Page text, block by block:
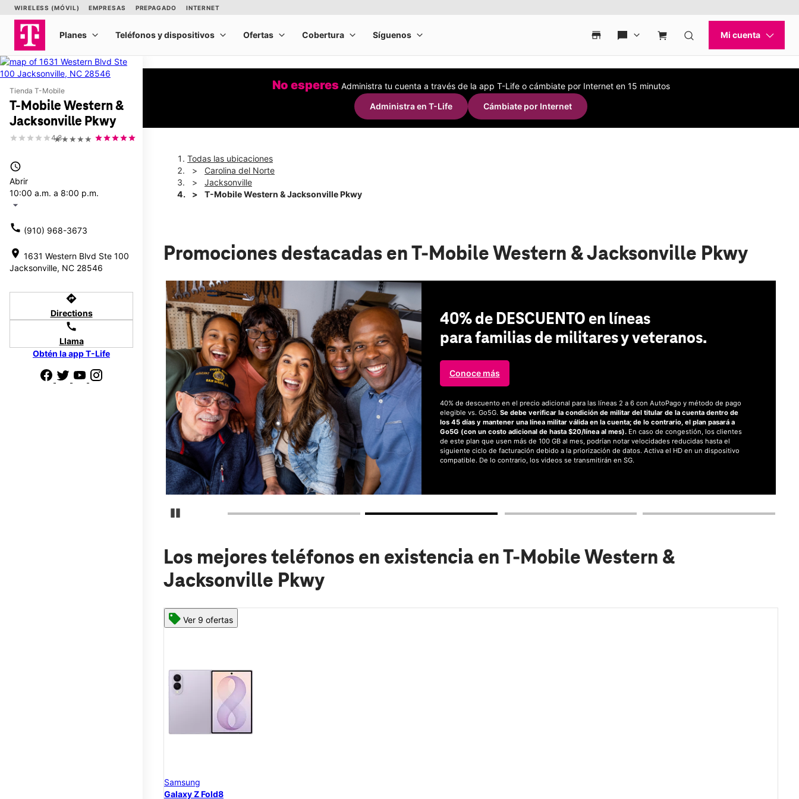
Tienda T-Mobile
T-Mobile Western &
Jacksonville Pkwy
★★★★★
4.8
access_time
Abrir
10:00 a.m. a 8:00 p.m.
arrow_drop_down
call (910) 968-3673
location_on 1631 Western Blvd Ste 100
Jacksonville, NC 28546
directions
Directions
call
Llama
Obtén la app T-Life
No esperes Administra tu cuenta a través de la app T-Life o cámbiate por Internet en 15 minutos
Administra en T-Life
Cámbiate por Internet
Todas las ubicaciones
Carolina del Norte
Jacksonville
T-Mobile Western & Jacksonville Pkwy
Promociones destacadas en T-Mobile Western & Jacksonville Pkwy
Detener carrusel
40% de DESCUENTO en líneas
para familias de militares y veteranos.
Conoce más
40% de descuento en el precio adicional para las líneas 2 a 6 con AutoPago y método de pago
elegible vs. Go5G. Se debe verificar la condición de militar del titular de la cuenta dentro de
los 45 días y mantener una línea militar válida en la cuenta; de lo contrario, el plan pasará a
Go5G (con un costo adicional de hasta $20/línea al mes).En caso de congestión, los clientes
de este plan que usen más de 100 GB al mes, podrían notar velocidades reducidas hasta el
siguiente ciclo de facturación debido a la priorización de datos. Activa el HD en un dispositivo
compatible. De lo contrario, los videos se transmitirán en SG.
Los mejores teléfonos en existencia en T-Mobile Western &
Jacksonville Pkwy
Ver 9 ofertas
Samsung
Galaxy Z Fold8